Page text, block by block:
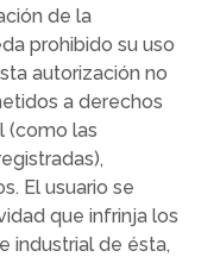
de la
prohibido su uso
autorización no
a derechos
(como las
El usuario se
que infrinja los
industrial de ésta,